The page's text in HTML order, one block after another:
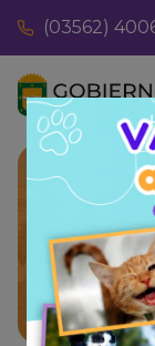
(03562)